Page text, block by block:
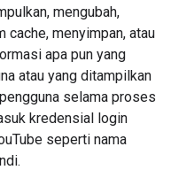
mengubah,
cache, menyimpan, atau
apa pun yang
atau yang ditampilkan
selama proses
kredensial login
seperti nama